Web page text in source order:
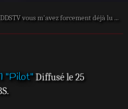
vous m'avez forcement déjà lu ...
"Pilot" Diffusé le 25